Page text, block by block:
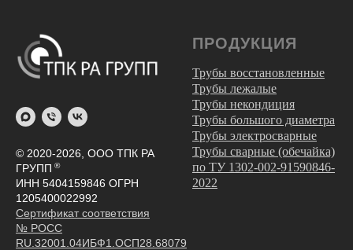
© 2020-2026, ООО ТПК РА
ГРУПП ®
ИНН 5404159846 ОГРН
1205400022992
Сертификат соответствия
№ РОСС
RU.32001.04ИБФ1.ОСП28.68079
ПРОДУКЦИЯ
Трубы восстановленные
Трубы лежалые
Трубы некондиция
Трубы большого диаметра
Трубы электросварные
Трубы сварные (обечайка)
по ТУ 1302-002-91590846-
2022